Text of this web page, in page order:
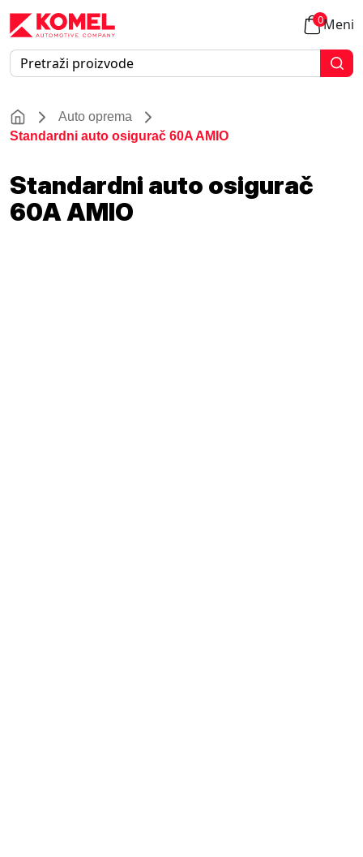
0Meni
Auto oprema
Standardni auto osigurač 60A AMIO
Standardni auto osigurač
60A AMIO